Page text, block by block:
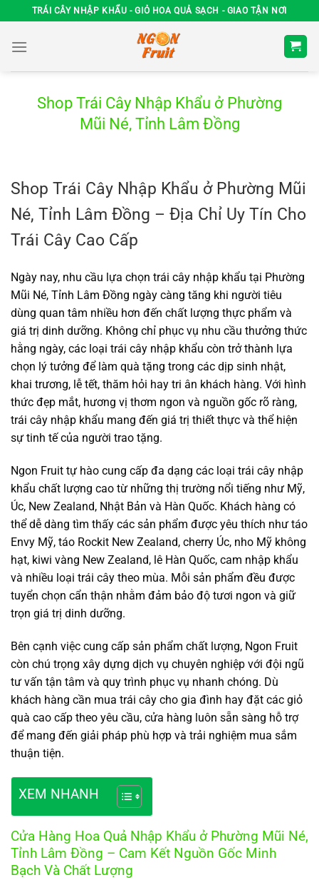
Chuyển
đến
nội
TRÁI CÂY NHẬP KHẨU - GIỎ HOA QUẢ SẠCH - GIAO TẬN NƠI
Shop Trái Cây Nhập Khẩu ở Phường
Mũi Né, Tỉnh Lâm Đồng
Shop Trái Cây Nhập Khẩu ở Phường Mũi
Né, Tỉnh Lâm Đồng – Địa Chỉ Uy Tín Cho
Trái Cây Cao Cấp
Ngày nay, nhu cầu lựa chọn trái cây nhập khẩu tại Phường
Mũi Né, Tỉnh Lâm Đồng ngày càng tăng khi người tiêu
dùng quan tâm nhiều hơn đến chất lượng thực phẩm và
giá trị dinh dưỡng. Không chỉ phục vụ nhu cầu thưởng thức
hằng ngày, các loại trái cây nhập khẩu còn trở thành lựa
chọn lý tưởng để làm quà tặng trong các dịp sinh nhật,
khai trương, lễ tết, thăm hỏi hay tri ân khách hàng. Với hình
thức đẹp mắt, hương vị thơm ngon và nguồn gốc rõ ràng,
trái cây nhập khẩu mang đến giá trị thiết thực và thể hiện
sự tinh tế của người trao tặng.
Ngon Fruit tự hào cung cấp đa dạng các loại trái cây nhập
khẩu chất lượng cao từ những thị trường nổi tiếng như Mỹ,
Úc, New Zealand, Nhật Bản và Hàn Quốc. Khách hàng có
thể dễ dàng tìm thấy các sản phẩm được yêu thích như táo
Envy Mỹ, táo Rockit New Zealand, cherry Úc, nho Mỹ không
hạt, kiwi vàng New Zealand, lê Hàn Quốc, cam nhập khẩu
và nhiều loại trái cây theo mùa. Mỗi sản phẩm đều được
tuyển chọn cẩn thận nhằm đảm bảo độ tươi ngon và giữ
trọn giá trị dinh dưỡng.
Bên cạnh việc cung cấp sản phẩm chất lượng, Ngon Fruit
còn chú trọng xây dựng dịch vụ chuyên nghiệp với đội ngũ
tư vấn tận tâm và quy trình phục vụ nhanh chóng. Dù
khách hàng cần mua trái cây cho gia đình hay đặt các giỏ
quà cao cấp theo yêu cầu, cửa hàng luôn sẵn sàng hỗ trợ
để mang đến giải pháp phù hợp và trải nghiệm mua sắm
thuận tiện.
XEM NHANH
Cửa Hàng Hoa Quả Nhập Khẩu ở Phường Mũi Né,
Tỉnh Lâm Đồng – Cam Kết Nguồn Gốc Minh
Bạch Và Chất Lượng